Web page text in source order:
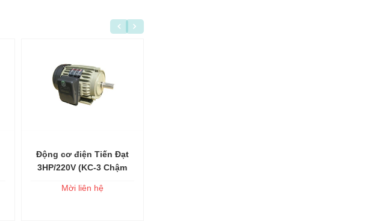
Thêm vào giỏ
Động cơ điện Tiến Đạt
3HP/220V (KC-3 Chậm
Mời liên hệ